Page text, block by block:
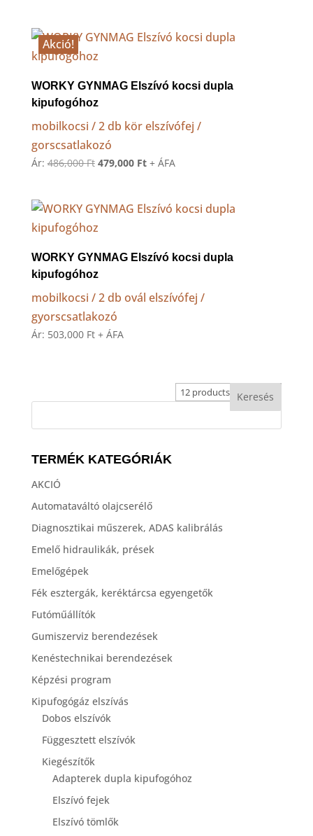
Akció!
WORKY GYNMAG Elszívó kocsi dupla
kipufogóhoz
mobilkocsi / 2 db kör elszívófej /
gorscsatlakozó
Ár: 486,000Ft Original
486,000 Ft.
479,000 FtCurrent
479,000 Ft.
+ ÁFA
WORKY GYNMAG Elszívó kocsi dupla
kipufogóhoz
mobilkocsi / 2 db ovál elszívófej /
gyorscsatlakozó
Ár: 503,000 Ft + ÁFA
TERMÉK KATEGÓRIÁK
AKCIÓ
Automataváltó olajcserélő
Diagnosztikai műszerek, ADAS kalibrálás
Emelő hidraulikák, prések
Emelőgépek
Fék esztergák, keréktárcsa egyengetők
Futóműállítók
Gumiszerviz berendezések
Kenéstechnikai berendezések
Képzési program
Kipufogógáz elszívás
Dobos elszívók
Függesztett elszívók
Kiegészítők
Adapterek dupla kipufogóhoz
Elszívó fejek
Elszívó tömlők